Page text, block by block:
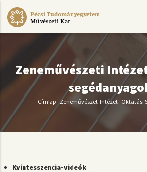
Ugrás
Pécsi Tudományegyetem
Művészeti Kar
Zeneművészeti
Morzsa
Címlap-Zeneművészeti Intézet - Oktatási
Kvintesszencia-videók